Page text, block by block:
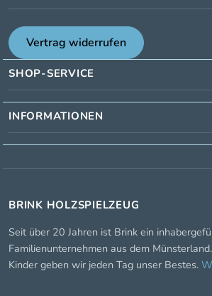
Vertrag widerrufen
SHOP-SERVICE
INFORMATIONEN
BRINK HOLZSPIELZEUG
Seit über 20 Jahren ist Brink ein
Familienunternehmen aus dem
Kinder geben wir jeden Tag unser Bestes.